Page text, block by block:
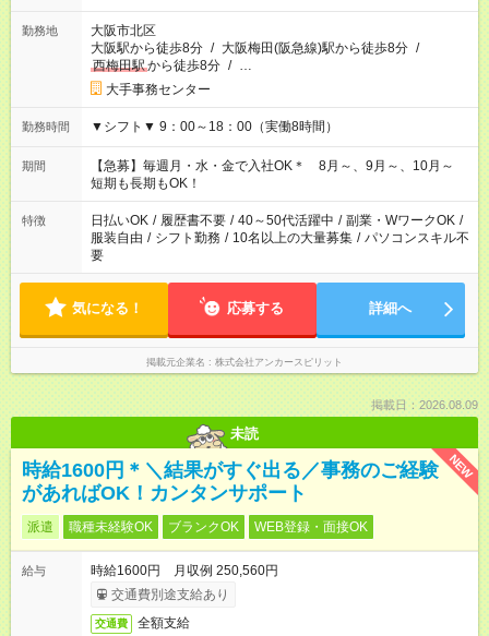
勤務地
大阪市北区
大阪駅から徒歩8分 / 大阪梅田(阪急線)駅から徒歩8分 /
西梅田駅から徒歩8分 / …
大手事務センター
勤務時間 ▼シフト▼ 9：00～18：00（実働8時間）
期間
【急募】毎週月・水・金で入社OK＊ 8月～、9月～、10月～
短期も長期もOK！
特徴 日払いOK / 履歴書不要 / 40～50代活躍中 / 副業・WワークOK /
服装自由 / シフト勤務 / 10名以上の大量募集 / パソコンスキル不
要
気になる！ 応募する 詳細へ
掲載元企業名 株式会社アンカースピリット
掲載日：2026.08.09
未読
NEW
時給1600円＊＼結果がすぐ出る／事務のご経験
があればOK！カンタンサポート
派遣 職種未経験OK ブランクOK WEB登録・面接OK
給与
時給1600円 月収例 250,560円
交通費別途支給あり
交通費 全額支給